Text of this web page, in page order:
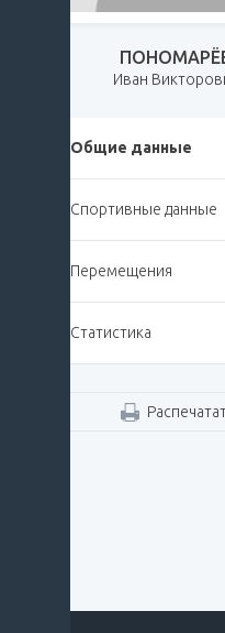
Иван
Общие данные
Спортивные данные
Перемещения
Статистика